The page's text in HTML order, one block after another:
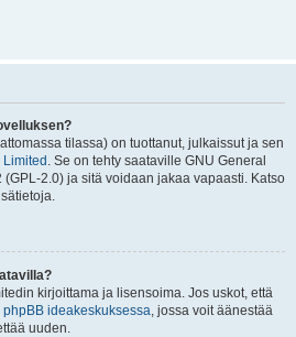
tilassa) on tuottanut, julkaissut ja sen
. Se on tehty saataville GNU General
2.0) ja sitä voidaan jakaa vapaasti. Katso
kirjoittama ja lisensoima. Jos uskot, että
phpBB ideakeskuksessa, jossa voit äänestää
uuden.